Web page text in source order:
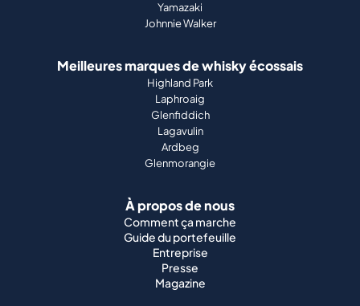
Yamazaki
Johnnie Walker
Meilleures marques de whisky écossais
Highland Park
Laphroaig
Glenfiddich
Lagavulin
Ardbeg
Glenmorangie
À propos de nous
Comment ça marche
Guide du portefeuille
Entreprise
Presse
Magazine